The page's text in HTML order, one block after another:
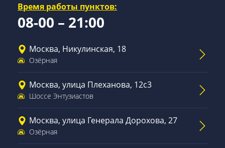
Время работы пунктов:
08-00 – 21:00
Москва, Никулинская, 18
Озёрная
Москва, улица Плеханова, 12с3
Шоссе Энтузиастов
Москва, улица Генерала Дорохова, 27
Озёрная